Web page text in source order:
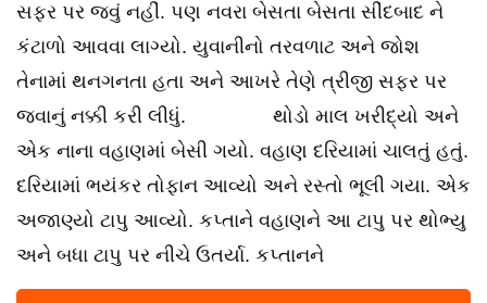
સફર પર જવું નહીં. પણ નવરા બેસતા બેસતા સીંદબાદ ને
કંટાળો આવવા લાગ્યો. યુવાનીનો તરવળાટ અને જોશ
તેનામાં થનગનતા હતા અને આખરે તેણે ત્રીજી સફર પર
જવાનું નક્કી કરી લીધું. થોડો માલ ખરીદ્યો અને
એક નાના વહાણમાં બેસી ગયો. વહાણ દરિયામાં ચાલતું હતું.
દરિયામાં ભયંકર તોફાન આવ્યો અને રસ્તો ભૂલી ગયા. એક
અજાણ્યો ટાપુ આવ્યો. કપ્તાને વહાણને આ ટાપુ પર થોભ્યુ
અને બધા ટાપુ પર નીચે ઉતર્યા. કપ્તાનને